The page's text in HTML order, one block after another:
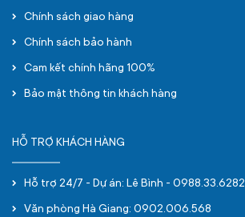
Chính sách giao hàng
Chính sách bảo hành
Cam kết chính hãng 100%
Bảo mật thông tin khách hàng
HỖ TRỢ KHÁCH HÀNG
Hỗ trợ 24/7 - Dự án: Lê Bình - 0988.33.6282
Văn phòng Hà Giang: 0902.006.568